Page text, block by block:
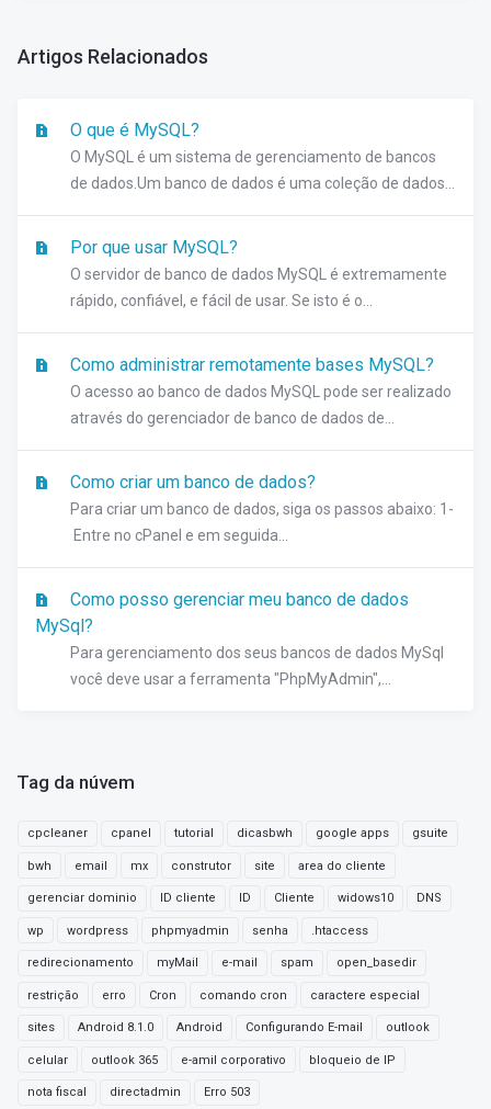
Artigos Relacionados
O que é MySQL?
O MySQL é um sistema de gerenciamento de bancos
de dados.Um banco de dados é uma coleção de dados...
Por que usar MySQL?
O servidor de banco de dados MySQL é extremamente
rápido, confiável, e fácil de usar. Se isto é o...
Como administrar remotamente bases MySQL?
O acesso ao banco de dados MySQL pode ser realizado
através do gerenciador de banco de dados de...
Como criar um banco de dados?
Para criar um banco de dados, siga os passos abaixo: 1-
Entre no cPanel e em seguida...
Como posso gerenciar meu banco de dados
MySql?
Para gerenciamento dos seus bancos de dados MySql
você deve usar a ferramenta "PhpMyAdmin",...
Tag da núvem
cpcleaner cpanel tutorial dicasbwh google apps gsuite
bwh email mx construtor site area do cliente
gerenciar dominio ID cliente ID Cliente widows10 DNS
wp wordpress phpmyadmin senha .htaccess
redirecionamento myMail e-mail spam open_basedir
restrição erro Cron comando cron caractere especial
sites Android 8.1.0 Android Configurando E-mail outlook
celular outlook 365 e-amil corporativo bloqueio de IP
nota fiscal directadmin Erro 503